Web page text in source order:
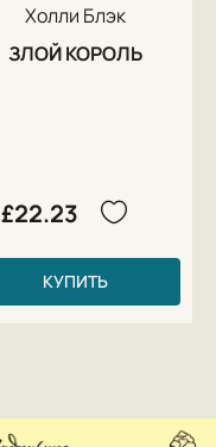
Холли Блэк
ЗЛОЙ КОРОЛЬ
£22.23
КУПИТЬ